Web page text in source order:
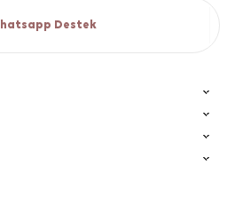
Destek